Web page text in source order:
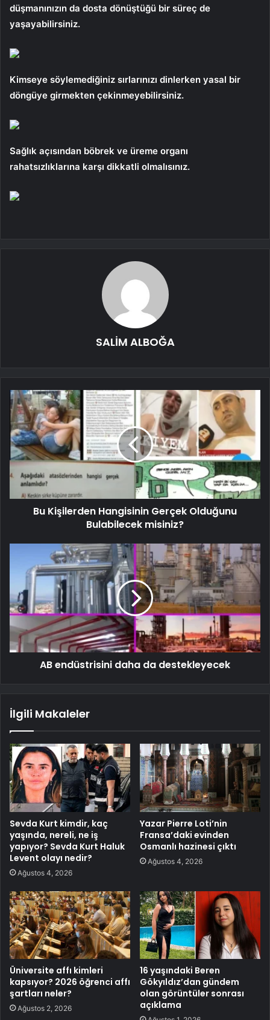
düşmanınızın da dosta dönüştüğü bir süreç de
yaşayabilirsiniz.
Kimseye söylemediğiniz sırlarınızı dinlerken yasal bir
döngüye girmekten çekinmeyebilirsiniz.
Sağlık açısından böbrek ve üreme organı
rahatsızlıklarına karşı dikkatli olmalısınız.
SALİM ALBOĞA
Bu Kişilerden Hangisinin Gerçek Olduğunu
Bulabilecek misiniz?
AB endüstrisini daha da destekleyecek
İlgili Makaleler
Sevda Kurt kimdir, kaç
yaşında, nereli, ne iş
yapıyor? Sevda Kurt Haluk
Levent olayı nedir?
Ağustos 4, 2026
Yazar Pierre Loti’nin
Fransa’daki evinden
Osmanlı hazinesi çıktı
Ağustos 4, 2026
Üniversite affı kimleri
kapsıyor? 2026 öğrenci affı
şartları neler?
Ağustos 2, 2026
16 yaşındaki Beren
Gökyıldız’dan gündem
olan görüntüler sonrası
açıklama